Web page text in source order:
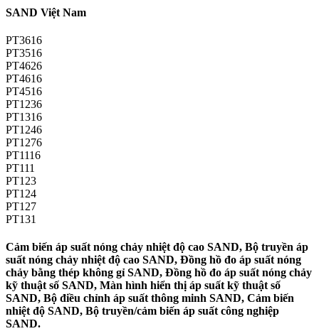
SAND Việt Nam
PT3616
PT3516
PT4626
PT4616
PT4516
PT1236
PT1316
PT1246
PT1276
PT1116
PT111
PT123
PT124
PT127
PT131
Cảm biến áp suất nóng chảy nhiệt độ cao SAND, Bộ truyền áp
suất nóng chảy nhiệt độ cao SAND, Đồng hồ đo áp suất nóng
chảy bằng thép không gỉ SAND, Đồng hồ đo áp suất nóng chảy
kỹ thuật số SAND, Màn hình hiển thị áp suất kỹ thuật số
SAND, Bộ điều chỉnh áp suất thông minh SAND, Cảm biến
nhiệt độ SAND, Bộ truyền/cảm biến áp suất công nghiệp
SAND.